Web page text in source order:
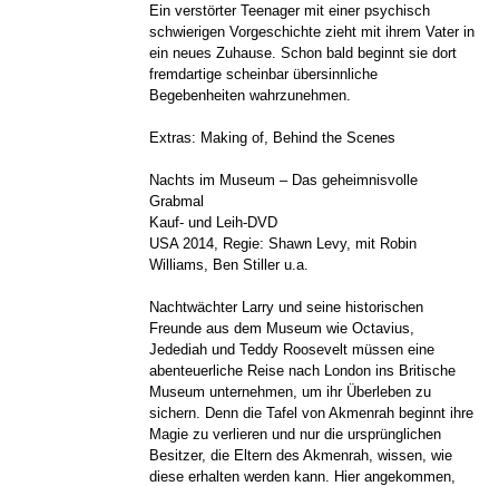
Ein verstörter Teenager mit einer psychisch
schwierigen Vorgeschichte zieht mit ihrem Vater in
ein neues Zuhause. Schon bald beginnt sie dort
fremdartige scheinbar übersinnliche
Begebenheiten wahrzunehmen.
Extras: Making of, Behind the Scenes
Nachts im Museum – Das geheimnisvolle
Grabmal
Kauf- und Leih-DVD
USA 2014, Regie: Shawn Levy, mit Robin
Williams, Ben Stiller u.a.
Nachtwächter Larry und seine historischen
Freunde aus dem Museum wie Octavius,
Jedediah und Teddy Roosevelt müssen eine
abenteuerliche Reise nach London ins Britische
Museum unternehmen, um ihr Überleben zu
sichern. Denn die Tafel von Akmenrah beginnt ihre
Magie zu verlieren und nur die ursprünglichen
Besitzer, die Eltern des Akmenrah, wissen, wie
diese erhalten werden kann. Hier angekommen,